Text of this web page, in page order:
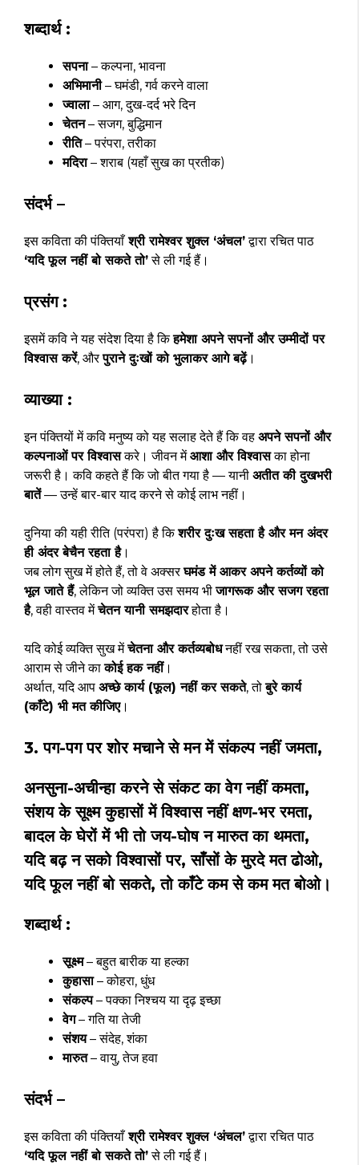
शब्दार्थ :
सपना– कल्पना, भावना
अभिमानी– घमंडी, गर्व करने वाला
ज्वाला– आग, दुख-दर्द भरे दिन
चेतन– सजग, बुद्धिमान
रीति– परंपरा, तरीका
मदिरा– शराब (यहाँ सुख का प्रतीक)
संदर्भ –
इस कविता की पंक्तियाँश्री रामेश्वर शुक्ल ‘अंचल’द्वारा रचित पाठ
‘यदि फूल नहीं बो सकते तो’से ली गई हैं।
प्रसंग :
इसमें कवि ने यह संदेश दिया है किहमेशा अपने सपनों और उम्मीदों पर
विश्वास करें, औरपुराने दुःखों को भुलाकर आगे बढ़ें।
व्याख्या :
इन पंक्तियों में कवि मनुष्य को यह सलाह देते हैं कि वह अपने सपनों और
कल्पनाओं पर विश्वासकरे। जीवन मेंआशा और विश्वासका होना
जरूरी है। कवि कहते हैं कि जो बीत गया है — यानी अतीत की दुखभरी
बातें— उन्हें बार-बार याद करने से कोई लाभ नहीं।
दुनिया की यही रीति (परंपरा) है किशरीर दुःख सहता है और मन अंदर
ही अंदर बेचैन रहता है।
जब लोग सुख में होते हैं, तो वे अक्सरघमंड में आकर अपने कर्तव्यों को
भूल जाते हैं, लेकिन जो व्यक्ति उस समय भीजागरूक और सजग रहता
है, वही वास्तव मेंचेतन यानी समझदारहोता है।
यदि कोई व्यक्ति सुख मेंचेतना और कर्तव्यबोधनहीं रख सकता, तो उसे
आराम से जीने काकोई हक नहीं।
अर्थात, यदि आप अच्छे कार्य (फूल) नहीं कर सकते, तोबुरे कार्य
(काँटे) भी मत कीजिए।
3. पग-पग पर शोर मचाने से मन में संकल्प नहीं जमता,
अनसुना-अचीन्हा करने से संकट का वेग नहीं कमता,
संशय के सूक्ष्म कुहासों में विश्वास नहीं क्षण-भर रमता,
बादल के घेरों में भी तो जय-घोष न मारुत का थमता,
यदि बढ़ न सको विश्वासों पर, साँसों के मुरदे मत ढोओ,
यदि फूल नहीं बो सकते, तो काँटे कम से कम मत बोओ।
शब्दार्थ :
सूक्ष्म– बहुत बारीक या हल्का
कुहासा– कोहरा, धुंध
संकल्प– पक्का निश्चय या दृढ़ इच्छा
वेग– गति या तेजी
संशय– संदेह, शंका
मारुत– वायु, तेज हवा
संदर्भ –
इस कविता की पंक्तियाँश्री रामेश्वर शुक्ल ‘अंचल’द्वारा रचित पाठ
‘यदि फूल नहीं बो सकते तो’से ली गई हैं।